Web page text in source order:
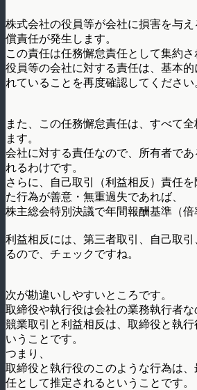
株式会社の役員等が会社に損害を与
償責任が発生します。
この責任は任務懈怠責任として集約さ
役員等の会社に対する責任は、基本
れていることを再度確認してください
また、この任務懈怠責任は、すべて
ます。
会社に対する責任なので、所有者で
れるわけです。
さらに、自己取引（利益相反）責任
た行為が善意・無重過失であれば、
株主総会特別決議で年間報酬基準（倍
利益相反には、第三者取引、自己取
るので、チェックですね。
次が勘違いしやすいところです。
取締役や執行役は会社の業務執行者な
競業取引と利益相反は、取締役と執
いうことです。
つまり、
取締役と執行役のこのような行為は
任として推定されるということです。